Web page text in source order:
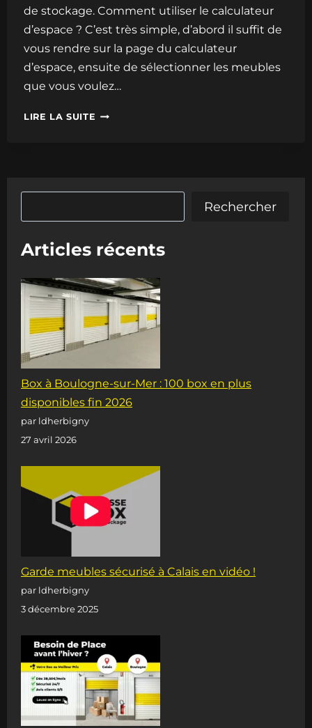
de stockage. Comment utiliser le calculateur
d’espace ? C’est très simple, d’abord il suffit de
vous rendre sur la page du calculateur
d’espace, ensuite de sélectionner les meubles
que vous voulez…
LIRE LA SUITE CALCULATEUR
Rechercher
Articles récents
Box à Boulogne-sur-Mer : 100 box en plus
disponibles fin 2026
par ldherbigny
27 avril 2026
Garde meubles sécurisé à Calais en vidéo !
par ldherbigny
3 décembre 2025